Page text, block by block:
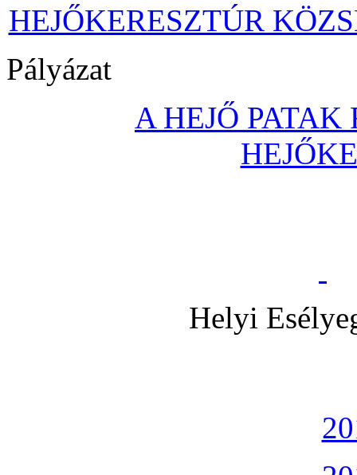
HEJŐKERESZTÚR
Pályázat
A HEJŐ
Helyi